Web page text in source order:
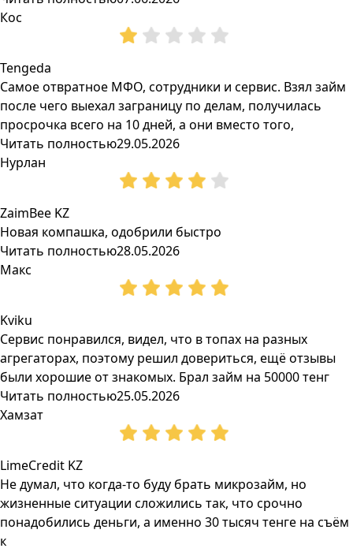
Кос
Tengeda
Самое отвратное МФО, сотрудники и сервис. Взял займ
после чего выехал заграницу по делам, получилась
просрочка всего на 10 дней, а они вместо того,
Читать полностью29.05.2026
Нурлан
ZaimBee KZ
Новая компашка, одобрили быстро
Читать полностью28.05.2026
Макс
Kviku
Сервис понравился, видел, что в топах на разных
агрегаторах, поэтому решил довериться, ещё отзывы
были хорошие от знакомых. Брал займ на 50000 тенг
Читать полностью25.05.2026
Хамзат
LimeCredit KZ
Не думал, что когда-то буду брать микрозайм, но
жизненные ситуации сложились так, что срочно
понадобились деньги, а именно 30 тысяч тенге на съём
к